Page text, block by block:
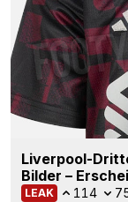
Liverpool-
Bilder –
LEAK 114